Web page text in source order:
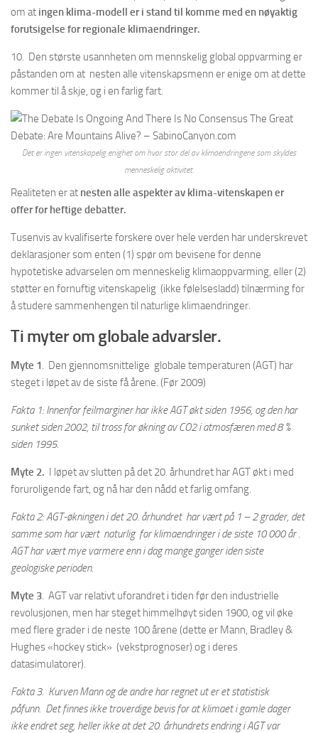
om at ingen klima-modell er i stand til komme med en nøyaktig
forutsigelse for regionale klimaendringer.
10. Den største usannheten om mennskelig global oppvarming er
påstanden om at nesten alle vitenskapsmenn er enige om at dette
kommer til å skje, og i en farlig fart.
Det er ingen vitenskapelig enighet om hvor stor del av klimaendringene som skyldes
menneskelig aktivitet.
Realiteten er at nesten alle aspekter av klima-vitenskapen er
offer for heftige debatter.
Tusenvis av kvalifiserte forskere over hele verden har underskrevet
deklarasjoner som enten (1) spør om bevisene for denne
hypotetiske advarselen om menneskelig klimaoppvarming, eller (2)
støtter en fornuftig vitenskapelig (ikke følelsesladd) tilnærming for
å studere sammenhengen til naturlige klimaendringer.
Ti myter om globale advarsler.
Myte 1. Den gjennomsnittelige globale temperaturen (AGT) har
steget i løpet av de siste få årene. (Før 2009)
Fakta 1: Innenfor feilmarginer har ikke AGT økt siden 1956, og den har
sunket siden 2002, til tross for økning av CO2 i atmosfæren med 8 %
siden 1995.
Myte 2. I løpet av slutten på det 20. århundret har AGT økt i med
foruroligende fart, og nå har den nådd et farlig omfang.
Fakta 2: AGT-økningen i det 20. århundret har vært på 1 – 2 grader, det
samme som har vært naturlig for klimaendringer i de siste 10 000 år .
AGT har vært mye varmere enn i dag mange ganger iden siste
geologiske perioden.
Myte 3. AGT var relativt uforandret i tiden før den industrielle
revolusjonen, men har steget himmelhøyt siden 1900, og vil øke
med flere grader i de neste 100 årene (dette er Mann, Bradley &
Hughes «hockey stick» (vekstprognoser) og i deres
datasimulatorer).
Fakta 3. Kurven Mann og de andre har regnet ut er et statistisk
påfunn. Det finnes ikke troverdige bevis for at klimaet i gamle dager
ikke endret seg, heller ikke at det 20. århundrets endring i AGT var